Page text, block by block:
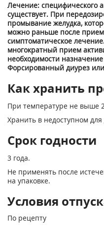
Лечение: специфического
существует. При
промывание желудка,
можно раньше после
симптоматическое
многократный прием
необходимости
Форсированный диурез
Как хранить
При температуре не выше
Хранить в недоступном для
Срок годности
3 года.
Не применять после
на упаковке.
Условия
По рецепту